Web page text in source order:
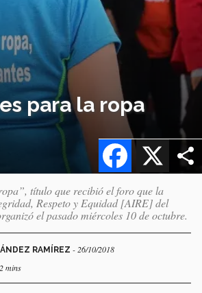
para la ropa
X
Facebook
título que recibió el foro que la
Respeto y Equidad [AIRE] del
el pasado miércoles 10 de octubre.
RAMÍREZ - 26/10/2018
mins